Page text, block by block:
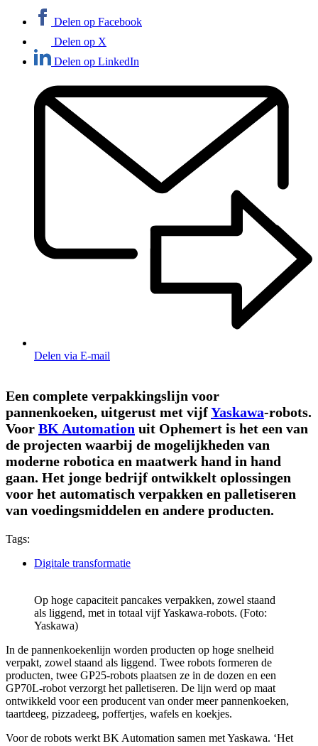
Delen op Facebook
Delen op X
Delen op LinkedIn
Delen via E-mail
Een complete verpakkingslijn voor
pannenkoeken, uitgerust met vijfYaskawa-robots.
Voor BK Automation uit Ophemert is het een van
de projecten waarbij de mogelijkheden van
moderne robotica en maatwerk hand in hand
gaan. Het jonge bedrijf ontwikkelt oplossingen
voor het automatisch verpakken en palletiseren
van voedingsmiddelen en andere producten.
Tags:
Digitale transformatie
Op hoge capaciteit pancakes verpakken, zowel staand
als liggend, met in totaal vijf Yaskawa-robots. (Foto:
Yaskawa)
In de pannenkoekenlijn worden producten op hoge snelheid
verpakt, zowel staand als liggend. Twee robots formeren de
producten, twee GP25-robots plaatsen ze in de dozen en een
GP70L-robot verzorgt het palletiseren. De lijn werd op maat
ontwikkeld voor een producent van onder meer pannenkoeken,
taartdeeg, pizzadeeg, poffertjes, wafels en koekjes.
Voor de robots werkt BK Automation samen met Yaskawa. ‘Het